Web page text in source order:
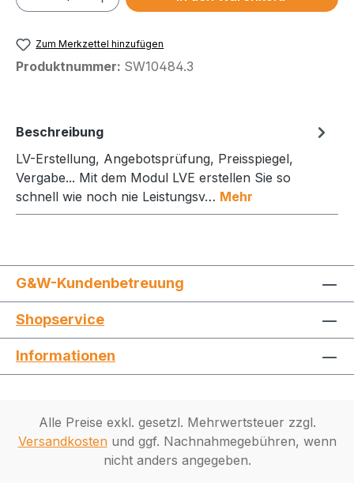
Zum Merkzettel hinzufügen
Produktnummer: SW10484.3
Beschreibung
LV-Erstellung, Angebotsprüfung, Preisspiegel,
Vergabe... Mit dem Modul LVE erstellen Sie so
schnell wie noch nie Leistungsv… Mehr
G&W-Kundenbetreuung
Shopservice
Informationen
Alle Preise exkl. gesetzl. Mehrwertsteuer zzgl.
Versandkostenund ggf. Nachnahmegebühren, wenn
nicht anders angegeben.